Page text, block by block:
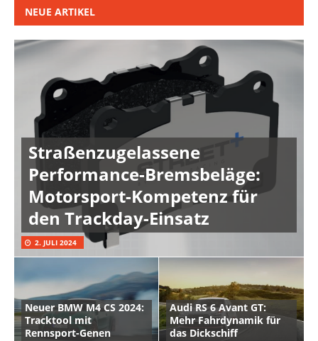
NEUE ARTIKEL
Straßenzugelassene
Performance-Bremsbeläge:
Motorsport-Kompetenz für
den Trackday-Einsatz
2. JULI 2024
Neuer BMW M4 CS 2024:
Tracktool mit
Rennsport-Genen
Audi RS 6 Avant GT:
Mehr Fahrdynamik für
das Dickschiff